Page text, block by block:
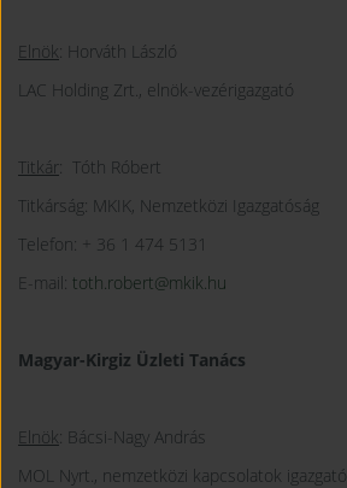
Elnök: Horváth László
LAC Holding Zrt., elnök-vezérigazgató
Titkár: Tóth Róbert
Titkárság: MKIK, Nemzetközi Igazgatóság
Telefon: + 36 1 474 5131
E-mail: toth.robert@mkik.hu
Magyar-Kirgiz Üzleti Tanács
Elnök: Bácsi-Nagy András
MOL Nyrt., nemzetközi kapcsolatok igazgató